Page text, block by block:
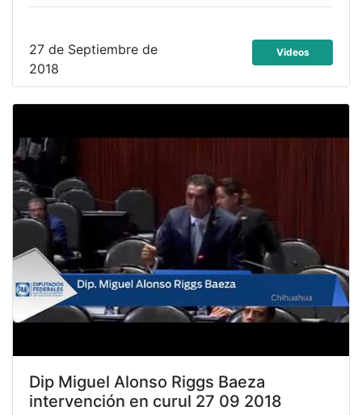
27 de Septiembre de
2018
Videos
Dip Miguel Alonso Riggs Baeza
intervención en curul 27 09 2018